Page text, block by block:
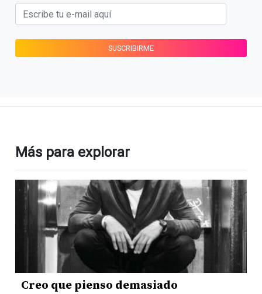
Más para explorar
Creo que pienso demasiado